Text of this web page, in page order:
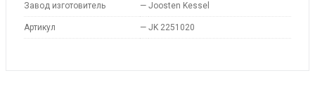
Завод изготовитель — Joosten Kessel
Артикул — JK 2251020